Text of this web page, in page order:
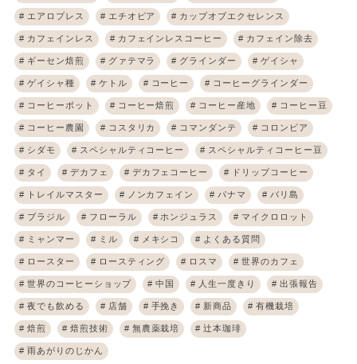
エアロプレス エチオピア カップオブエクセレンス
カフェインレス カフェインレスコーヒー カフェイン除去
ギーセン焙煎 グァテマラ グラインダー ゲイシャ
ゲイシャ種 ケトル コーヒー コーヒーグラインダー
コーヒーポット コーヒー焙煎 コーヒー産地 コーヒー豆
コーヒー農園 コスタリカ コマンダンテ コロンビア
シダモ スペシャルティコーヒー スペシャルティコーヒー豆
タイ デカフェ デカフェコーヒー ドリップコーヒー
トレイルマスター ノンカフェイン パナマ バリ島
ブラジル フローラル ホンジュラス マイクロロット
ミャンマー ミル メキシコ よくある質問
ロースター ロースティング ロスマ 世界のカフェ
世界のコーヒーショップ 中国 人生一度きり 出張報告
夜でも飲める 店舗 手挽き 新商品 有機栽培
焙煎 焙煎技術 無農薬栽培 辻本珈琲
雨あがりのじかん